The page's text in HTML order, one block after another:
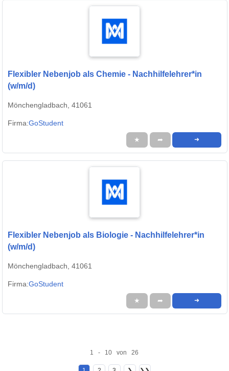
Flexibler Nebenjob als Chemie - Nachhilfelehrer*in
(w/m/d)
Mönchengladbach, 41061
Firma:GoStudent
★ ➦ ➜
Flexibler Nebenjob als Biologie - Nachhilfelehrer*in
(w/m/d)
Mönchengladbach, 41061
Firma:GoStudent
★ ➦ ➜
1 - 10 von 26